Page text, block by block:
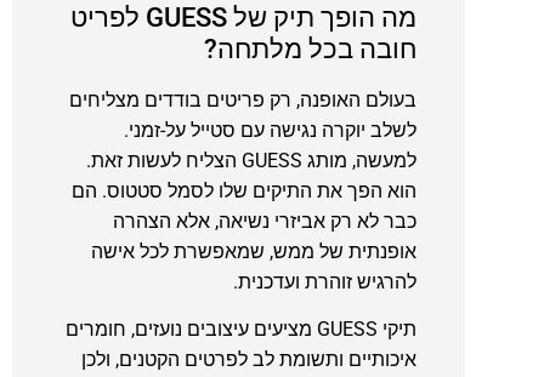
מה הופך תיק של GUESS לפריט
חובה בכל מלתחה?
בעולם האופנה, רק פריטים בודדים מצליחים
לשלב יוקרה נגישה עם סטייל על-זמני.
למעשה, מותג GUESS הצליח לעשות זאת.
הוא הפך את התיקים שלו לסמל סטטוס. הם
כבר לא רק אביזרי נשיאה, אלא הצהרה
אופנתית של ממש, שמאפשרת לכל אישה
להרגיש זוהרת ועדכנית.
תיקי GUESS מציעים עיצובים נועזים, חומרים
איכותיים ותשומת לב לפרטים הקטנים, ולכן